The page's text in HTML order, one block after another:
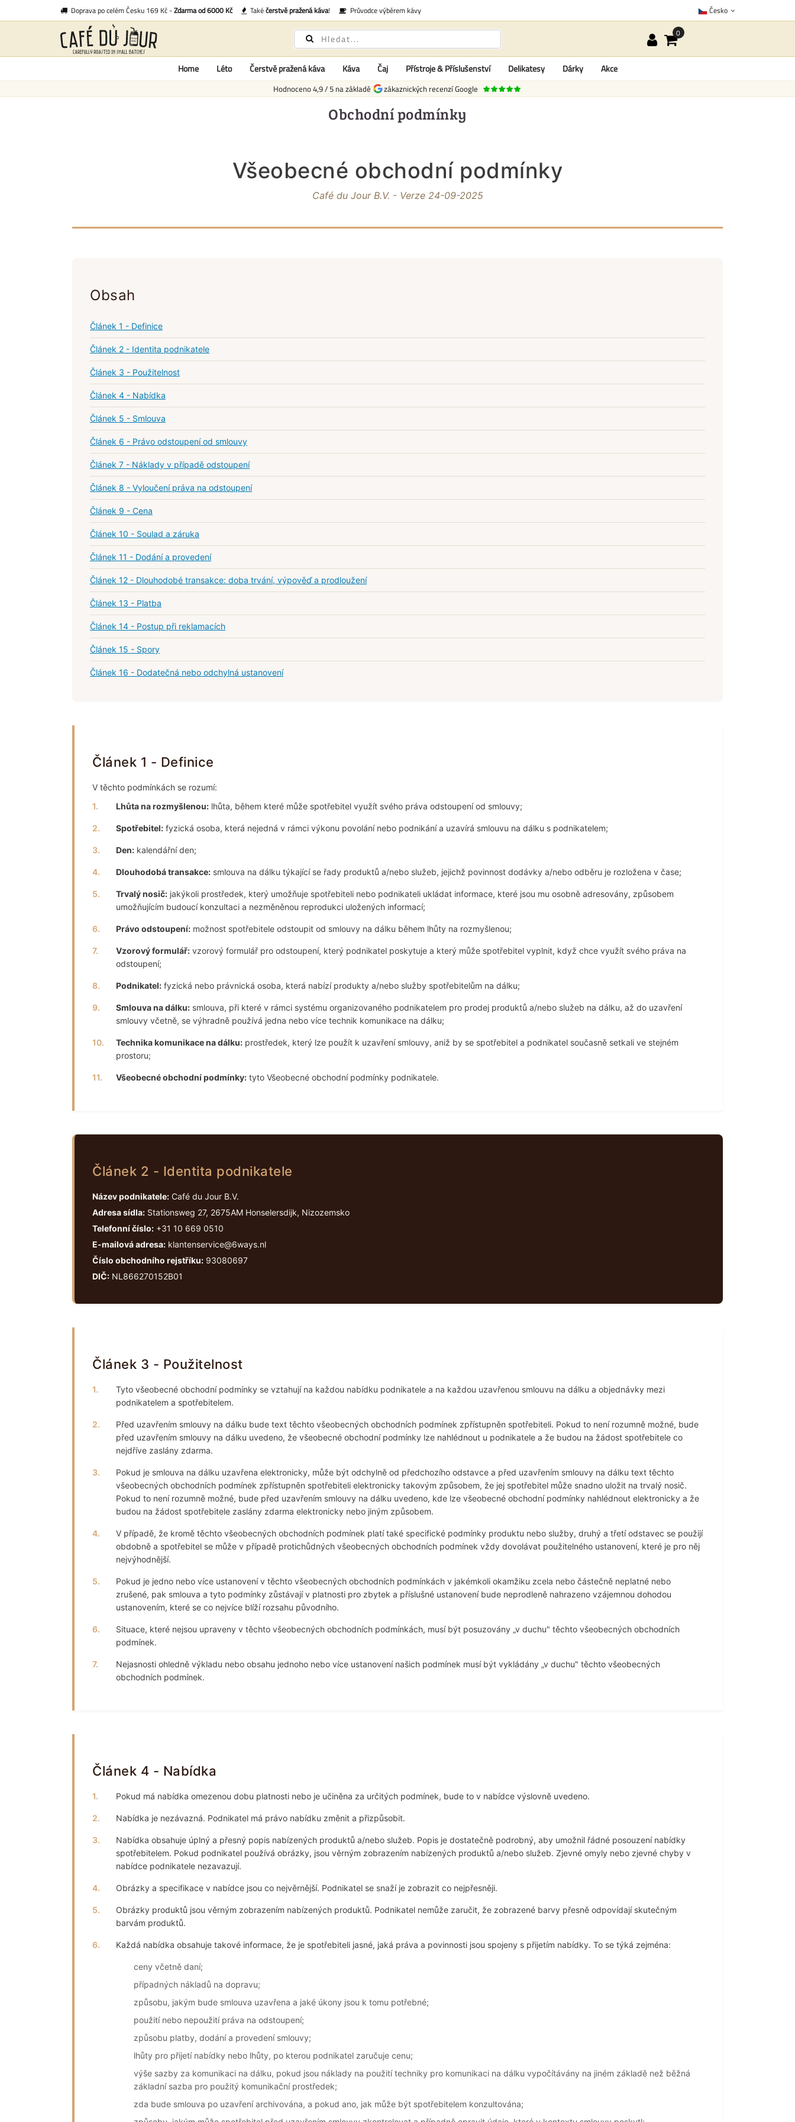
Doprava po celém Česku 169 Kč -Zdarma od 6000 Kč Takéčerstvě pražená káva! Průvodce výběrem kávy Česko
Home Léto Čerstvě pražená káva Káva Čaj Přístroje & Příslušenství Delikatesy Dárky Akce
Hodnoceno4,9/5 na základě zákaznických recenzí Google
Obchodní podmínky
Všeobecné obchodní podmínky
Café du Jour B.V. - Verze 24-09-2025
Obsah
Článek 1 - Definice
Článek 2 - Identita podnikatele
Článek 3 - Použitelnost
Článek 4 - Nabídka
Článek 5 - Smlouva
Článek 6 - Právo odstoupení od smlouvy
Článek 7 - Náklady v případě odstoupení
Článek 8 - Vyloučení práva na odstoupení
Článek 9 - Cena
Článek 10 - Soulad a záruka
Článek 11 - Dodání a provedení
Článek 12 - Dlouhodobé transakce: doba trvání, výpověď a prodloužení
Článek 13 - Platba
Článek 14 - Postup při reklamacích
Článek 15 - Spory
Článek 16 - Dodatečná nebo odchylná ustanovení
Článek 1 - Definice
V těchto podmínkách se rozumí:
1.
Lhůta na rozmyšlenou: lhůta, během které může spotřebitel využít svého práva odstoupení od smlouvy;
2. Spotřebitel: fyzická osoba, která nejedná v rámci výkonu povolání nebo podnikání a uzavírá smlouvu na dálku s podnikatelem;
3. Den: kalendářní den;
4. Dlouhodobá transakce: smlouva na dálku týkající se řady produktů a/nebo služeb, jejichž povinnost dodávky a/nebo odběru je rozložena v čase;
5. Trvalý nosič: jakýkoli prostředek, který umožňuje spotřebiteli nebo podnikateli ukládat informace, které jsou mu osobně adresovány, způsobem
umožňujícím budoucí konzultaci a nezměněnou reprodukci uložených informací;
6. Právo odstoupení: možnost spotřebitele odstoupit od smlouvy na dálku během lhůty na rozmyšlenou;
7. Vzorový formulář: vzorový formulář pro odstoupení, který podnikatel poskytuje a který může spotřebitel vyplnit, když chce využít svého práva na
odstoupení;
8. Podnikatel: fyzická nebo právnická osoba, která nabízí produkty a/nebo služby spotřebitelům na dálku;
9. Smlouva na dálku: smlouva, při které v rámci systému organizovaného podnikatelem pro prodej produktů a/nebo služeb na dálku, až do uzavření
smlouvy včetně, se výhradně používá jedna nebo více technik komunikace na dálku;
10. Technika komunikace na dálku: prostředek, který lze použít k uzavření smlouvy, aniž by se spotřebitel a podnikatel současně setkali ve stejném
prostoru;
11. Všeobecné obchodní podmínky: tyto Všeobecné obchodní podmínky podnikatele.
Článek 2 - Identita podnikatele
Název podnikatele: Café du Jour B.V.
Adresa sídla: Stationsweg 27, 2675AM Honselersdijk, Nizozemsko
Telefonní číslo: +31 10 669 0510
E-mailová adresa: klantenservice@6ways.nl
Číslo obchodního rejstříku: 93080697
DIČ: NL866270152B01
Článek 3 - Použitelnost
1.
Tyto všeobecné obchodní podmínky se vztahují na každou nabídku podnikatele a na každou uzavřenou smlouvu na dálku a objednávky mezi
podnikatelem a spotřebitelem.
2.
Před uzavřením smlouvy na dálku bude text těchto všeobecných obchodních podmínek zpřístupněn spotřebiteli. Pokud to není rozumně možné, bude
před uzavřením smlouvy na dálku uvedeno, že všeobecné obchodní podmínky lze nahlédnout u podnikatele a že budou na žádost spotřebitele co
nejdříve zaslány zdarma.
3.
Pokud je smlouva na dálku uzavřena elektronicky, může být odchylně od předchozího odstavce a před uzavřením smlouvy na dálku text těchto
všeobecných obchodních podmínek zpřístupněn spotřebiteli elektronicky takovým způsobem, že jej spotřebitel může snadno uložit na trvalý nosič.
Pokud to není rozumně možné, bude před uzavřením smlouvy na dálku uvedeno, kde lze všeobecné obchodní podmínky nahlédnout elektronicky a že
budou na žádost spotřebitele zaslány zdarma elektronicky nebo jiným způsobem.
4.
V případě, že kromě těchto všeobecných obchodních podmínek platí také specifické podmínky produktu nebo služby, druhý a třetí odstavec se použijí
obdobně a spotřebitel se může v případě protichůdných všeobecných obchodních podmínek vždy dovolávat použitelného ustanovení, které je pro něj
nejvýhodnější.
5.
Pokud je jedno nebo více ustanovení v těchto všeobecných obchodních podmínkách v jakémkoli okamžiku zcela nebo částečně neplatné nebo
zrušené, pak smlouva a tyto podmínky zůstávají v platnosti pro zbytek a příslušné ustanovení bude neprodleně nahrazeno vzájemnou dohodou
ustanovením, které se co nejvíce blíží rozsahu původního.
6.
Situace, které nejsou upraveny v těchto všeobecných obchodních podmínkách, musí být posuzovány „v duchu" těchto všeobecných obchodních
podmínek.
7.
Nejasnosti ohledně výkladu nebo obsahu jednoho nebo více ustanovení našich podmínek musí být vykládány „v duchu" těchto všeobecných
obchodních podmínek.
Článek 4 - Nabídka
1. Pokud má nabídka omezenou dobu platnosti nebo je učiněna za určitých podmínek, bude to v nabídce výslovně uvedeno.
2. Nabídka je nezávazná. Podnikatel má právo nabídku změnit a přizpůsobit.
3.
Nabídka obsahuje úplný a přesný popis nabízených produktů a/nebo služeb. Popis je dostatečně podrobný, aby umožnil řádné posouzení nabídky
spotřebitelem. Pokud podnikatel používá obrázky, jsou věrným zobrazením nabízených produktů a/nebo služeb. Zjevné omyly nebo zjevné chyby v
nabídce podnikatele nezavazují.
4. Obrázky a specifikace v nabídce jsou co nejvěrnější. Podnikatel se snaží je zobrazit co nejpřesněji.
5.
Obrázky produktů jsou věrným zobrazením nabízených produktů. Podnikatel nemůže zaručit, že zobrazené barvy přesně odpovídají skutečným
barvám produktů.
6. Každá nabídka obsahuje takové informace, že je spotřebiteli jasné, jaká práva a povinnosti jsou spojeny s přijetím nabídky. To se týká zejména:
ceny včetně daní;
případných nákladů na dopravu;
způsobu, jakým bude smlouva uzavřena a jaké úkony jsou k tomu potřebné;
použití nebo nepoužití práva na odstoupení;
způsobu platby, dodání a provedení smlouvy;
lhůty pro přijetí nabídky nebo lhůty, po kterou podnikatel zaručuje cenu;
výše sazby za komunikaci na dálku, pokud jsou náklady na použití techniky pro komunikaci na dálku vypočítávány na jiném základě než běžná
základní sazba pro použitý komunikační prostředek;
zda bude smlouva po uzavření archivována, a pokud ano, jak může být spotřebitelem konzultována;